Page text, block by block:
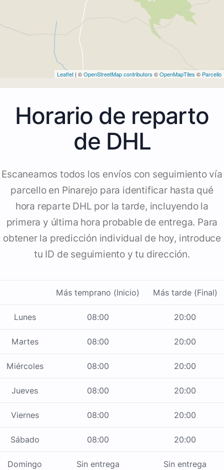
Leaflet | ©OpenStreetMap contributors ©OpenMapTiles © Parcello
Horario de reparto
de DHL
Escaneamos todos los envíos con seguimiento vía
parcello en Pinarejo para identificar hasta qué
hora reparte DHL por la tarde, incluyendo la
primera y última hora probable de entrega. Para
obtener la predicción individual de hoy, introduce
tu ID de seguimiento y tu dirección.
Más temprano (Inicio) Más tarde (Final)
Lunes 08:00 20:00
Martes 08:00 20:00
Miércoles 08:00 20:00
Jueves 08:00 20:00
Viernes 08:00 20:00
Sábado 08:00 20:00
Domingo Sin entrega Sin entrega